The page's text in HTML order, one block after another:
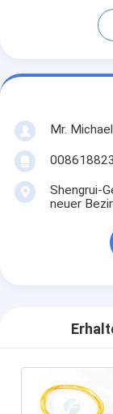
Mr.
Shengrui-
neuer